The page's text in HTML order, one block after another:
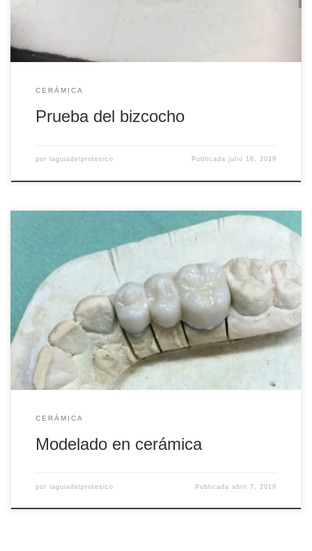
CERÁMICA
Prueba del bizcocho
por laguiadelprotesico Publicadajulio 16, 2019
Una vez hechas las cofias por el sistema de inmersión y
coladas, se deberán de arenar, para quitar restos de
revestimiento. Cortaremos los bebederos con el disco de
corte, dejando los jitos (el hilo de cera ya pasado a metal
por donde cogemos las piezas dentarias con ayuda de la
[…]
CERÁMICA
Modelado en cerámica
por laguiadelprotesico Publicadaabril 7, 2019